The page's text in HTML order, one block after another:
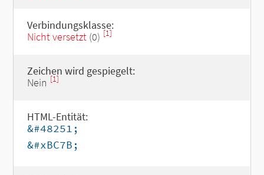
Verbindungsklasse:
Nicht versetzt(0) [1]
Zeichen wird gespiegelt:
Nein [1]
HTML-Entität:
&#48251;
&#xBC7B;